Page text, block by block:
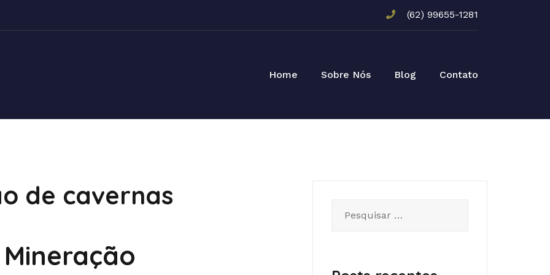
(62) 99655-1281
Home Sobre Nós Blog Contato
de cavernas
por: